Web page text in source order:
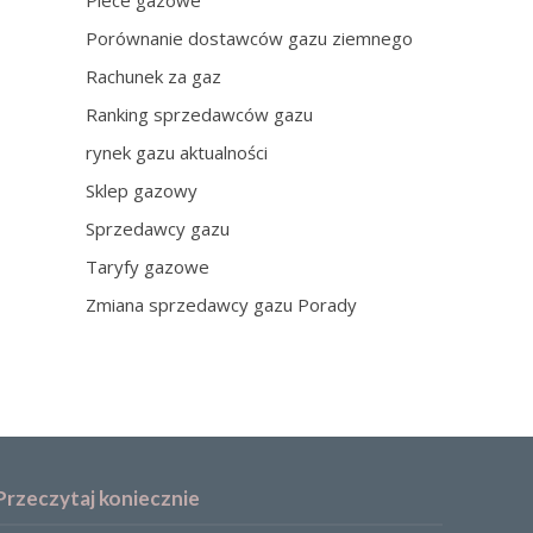
Porównanie dostawców gazu ziemnego
Rachunek za gaz
Ranking sprzedawców gazu
rynek gazu aktualności
Sklep gazowy
Sprzedawcy gazu
Taryfy gazowe
Zmiana sprzedawcy gazu Porady
koniecznie